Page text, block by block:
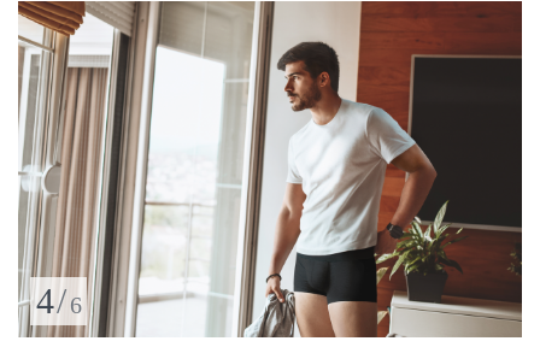
4/6